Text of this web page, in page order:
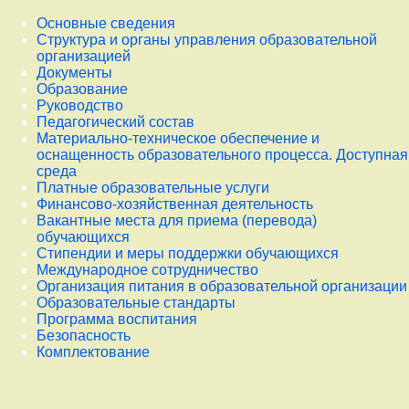
Основные сведения
Структура и органы управления образовательной
организацией
Документы
Образование
Руководство
Педагогический состав
Материально-техническое обеспечение и
оснащенность образовательного процесса. Доступная
среда
Платные образовательные услуги
Финансово-хозяйственная деятельность
Вакантные места для приема (перевода)
обучающихся
Стипендии и меры поддержки обучающихся
Международное сотрудничество
Организация питания в образовательной организации
Образовательные стандарты
Программа воспитания
Безопасность
Комплектование